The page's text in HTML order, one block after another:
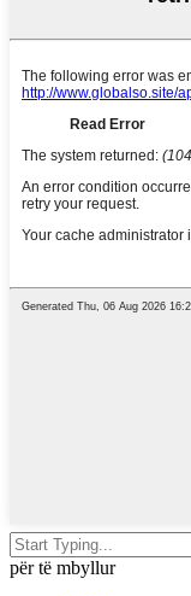
për të mbyllur